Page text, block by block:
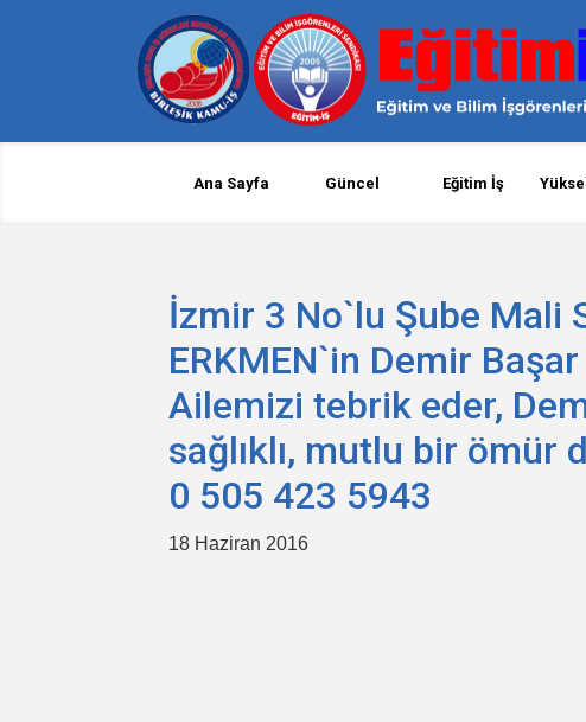
Ana Sayfa Güncel Eğitim İş
İzmir 3 No`lu Şube Mali
ERKMEN`in Demir
Ailemizi tebrik eder,
sağlıklı, mutlu bir ömür
0 505 423 5943
18 Haziran 2016